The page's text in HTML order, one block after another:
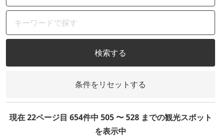
検索する
条件をリセットする
現在 22ページ目 654件中 505 〜 528 までの観光スポット
を表示中